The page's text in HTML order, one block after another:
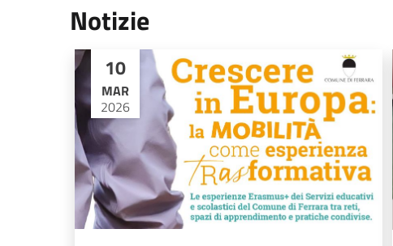
Notizie
10
MAR
2026